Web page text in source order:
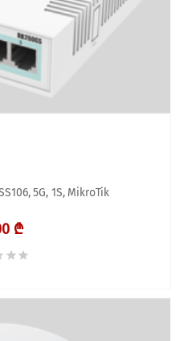
5G, 1S, MikroTik
₾